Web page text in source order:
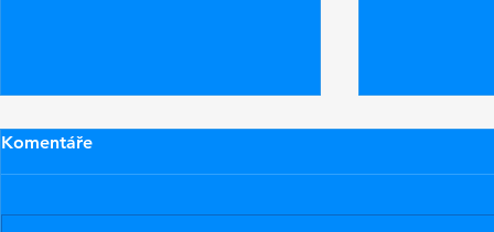
Komentáře